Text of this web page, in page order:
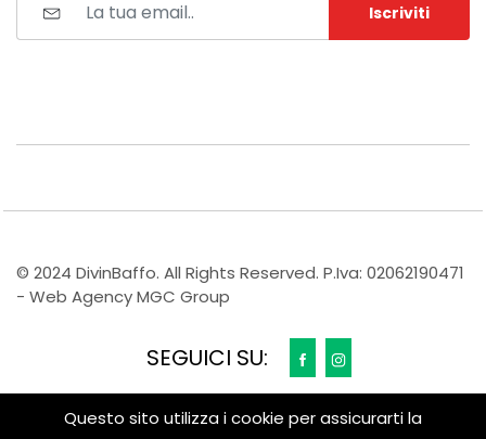
Iscriviti
© 2024 DivinBaffo. All Rights Reserved. P.Iva: 02062190471
- Web Agency MGC Group
SEGUICI SU:
Questo sito utilizza i cookie per assicurarti la